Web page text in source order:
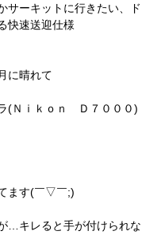
サーキットに行きたい、ド
快速送迎仕様
に晴れて
(Ｎｉｋｏｎ Ｄ７０００)
ます(￣▽￣;)
…キレると手が付けられな